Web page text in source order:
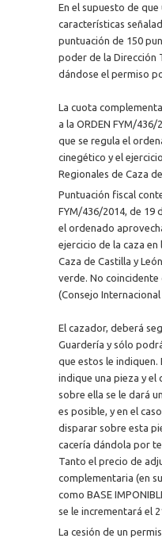
En el supuesto de
características
puntuación de 150
poder de la Dirección
dándose el permiso
La cuota
a la ORDEN FYM/
que se regula el
cinegético y el
Regionales de Caza
Puntuación fiscal
FYM/436/2014, de 19
el ordenado
ejercicio de la caza en
Caza de Castilla y
verde. No coincidente
(Consejo Internacional
El cazador, deberá
Guardería y sólo
que estos le indiquen.
indique una pieza y el
sobre ella se le dará
es posible, y en el
disparar sobre esta
cacería dándola por
Tanto el precio de
complementaria (en
como BASE
se le incrementará el
La cesión de un